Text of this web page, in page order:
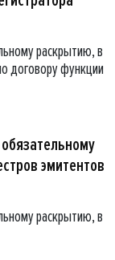
раскрытию, в
договору функции
эмитентов
раскрытию, в